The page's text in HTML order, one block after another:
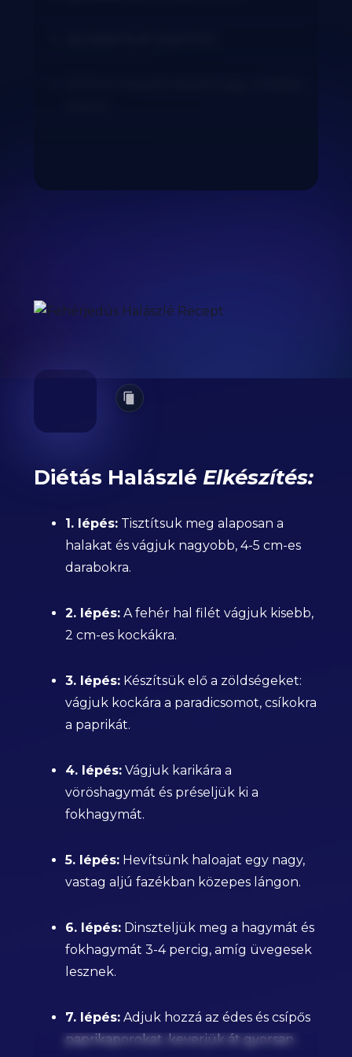
Diétás Halászlé Elkészítés:
1. lépés:Tisztítsuk meg alaposan a
halakat és vágjuk nagyobb, 4-5 cm-es
darabokra.
2. lépés:A fehér hal filét vágjuk kisebb,
2 cm-es kockákra.
3. lépés:Készítsük elő a zöldségeket:
vágjuk kockára a paradicsomot, csíkokra
a paprikát.
4. lépés:Vágjuk karikára a
vöröshagymát és préseljük ki a
fokhagymát.
5. lépés:Hevítsünk haloajat egy nagy,
vastag aljú fazékban közepes lángon.
6. lépés:Dinszteljük meg a hagymát és
fokhagymát 3-4 percig, amíg üvegesek
lesznek.
7. lépés:Adjuk hozzá az édes és csípős
paprikaporokat, keverjük át gyorsan.